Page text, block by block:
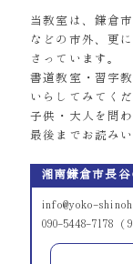
当教室は、鎌倉
などの市外、更
さっています。
書道教室・習字
いらしてみてくだ
子供・大人を問
最後までお読み
湘南鎌倉市長
info@yoko-
090-5448-7178